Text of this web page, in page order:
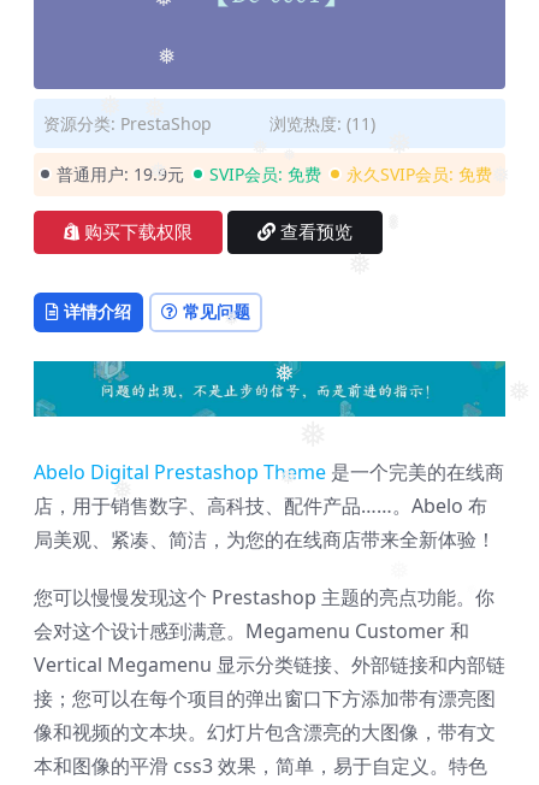
❅
❅
❅
❅
❅
❅
❅
❅
❅
❅
❅
❅
❅
❅
资源分类: PrestaShop 浏览热度: (11)
普通用户: 19.9元 SVIP会员: 免费 永久SVIP会员: 免费
购买下载权限 查看预览
详情介绍 常见问题
Abelo Digital Prestashop Theme 是一个完美的在线商
店，用于销售数字、高科技、配件产品……。Abelo 布
局美观、紧凑、简洁，为您的在线商店带来全新体验！
您可以慢慢发现这个 Prestashop 主题的亮点功能。你
会对这个设计感到满意。Megamenu Customer 和
Vertical Megamenu 显示分类链接、外部链接和内部链
接；您可以在每个项目的弹出窗口下方添加带有漂亮图
像和视频的文本块。幻灯片包含漂亮的大图像，带有文
本和图像的平滑 css3 效果，简单，易于自定义。特色